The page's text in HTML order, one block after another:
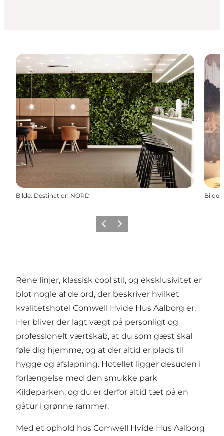
Bilde: Destination NORD Bilde:
ForrigeNeste
Rene linjer, klassisk cool stil, og eksklusivitet er
blot nogle af de ord, der beskriver hvilket
kvalitetshotel Comwell Hvide Hus Aalborg er.
Her bliver der lagt vægt på personligt og
professionelt værtskab, at du som gæst skal
føle dig hjemme, og at der altid er plads til
hygge og afslapning. Hotellet ligger desuden i
forlængelse med den smukke park
Kildeparken, og du er derfor altid tæt på en
gåtur i grønne rammer.
Med et ophold hos Comwell Hvide Hus Aalborg